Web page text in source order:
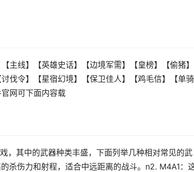
主线】【英雄史话】【边境军需】【皇榜】【偷猪】
伐令】【星宿幻境】【保卫佳人】【鸡毛信】【单
网可下面内容载
，其中的武器种类丰盛，下面列举几种相对常见的武
杀伤力和射程，适合中远距离的战斗。n2. M4A1：